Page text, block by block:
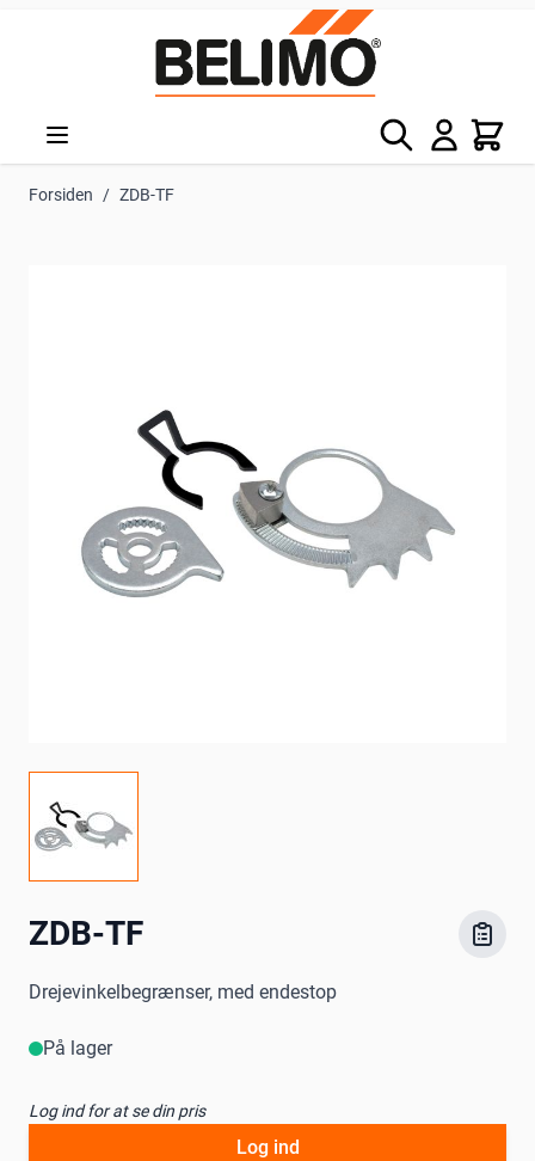
Søg Kurv
Forsiden / ZDB-TF
ZDB-TF
Drejevinkelbegrænser, med endestop
På lager
Log ind for at se din pris
Log ind